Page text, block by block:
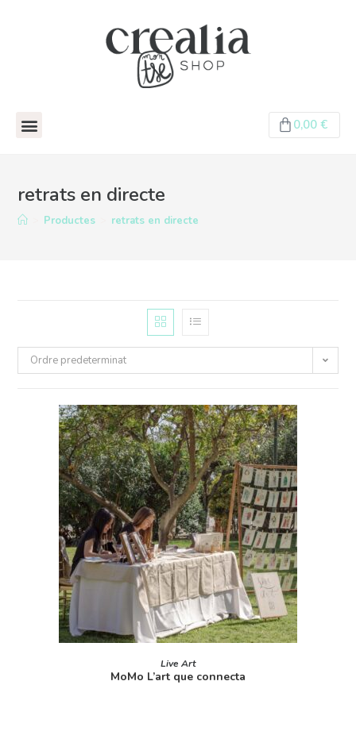
0,00 €
retrats en directe
Productes retrats en directe
Ordre predeterminat
LLEGEIX MÉS
Live Art
MoMo L’art que connecta